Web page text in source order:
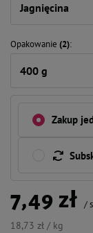
Jagnięcina
Opakowanie (2)
400 g
Zakup
7,49 zł /
18,73 zł / kg